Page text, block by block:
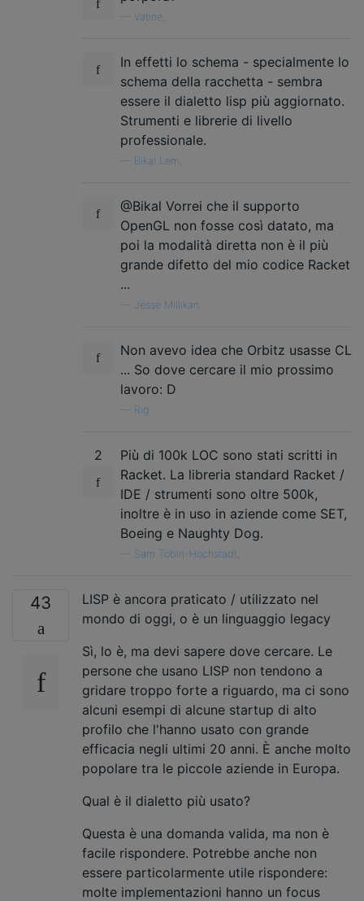
Vatine,
In effetti lo schema - specialmente lo
schema della racchetta - sembra
essere il dialetto lisp più aggiornato.
Strumenti e librerie di livello
professionale.
Bikal Lem,
@Bikal Vorrei che il supporto
OpenGL non fosse così datato, ma
poi la modalità diretta non è il più
grande difetto del mio codice Racket
...
Jesse Millikan
Non avevo idea che Orbitz usasse CL
... So dove cercare il mio prossimo
lavoro: D
Rig
2
Più di 100k LOC sono stati scritti in
Racket. La libreria standard Racket /
IDE / strumenti sono oltre 500k,
inoltre è in uso in aziende come SET,
Boeing e Naughty Dog.
Sam Tobin-Hochstadt,
43
LISP è ancora praticato / utilizzato nel
mondo di oggi, o è un linguaggio legacy
Sì, lo è, ma devi sapere dove cercare. Le
persone che usano LISP non tendono a
gridare troppo forte a riguardo, ma ci sono
alcuni esempi di alcune startup di alto
profilo che l'hanno usato con grande
efficacia negli ultimi 20 anni. È anche molto
popolare tra le piccole aziende in Europa.
Qual è il dialetto più usato?
Questa è una domanda valida, ma non è
facile rispondere. Potrebbe anche non
essere particolarmente utile rispondere:
molte implementazioni hanno un focus